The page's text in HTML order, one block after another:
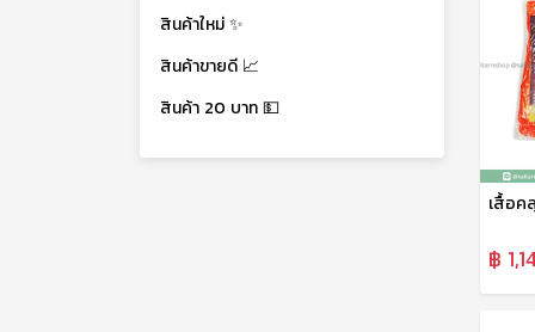
สินค้าใหม่ ✨
สินค้าขายดี 📈
สินค้า 20 บาท 💵
฿